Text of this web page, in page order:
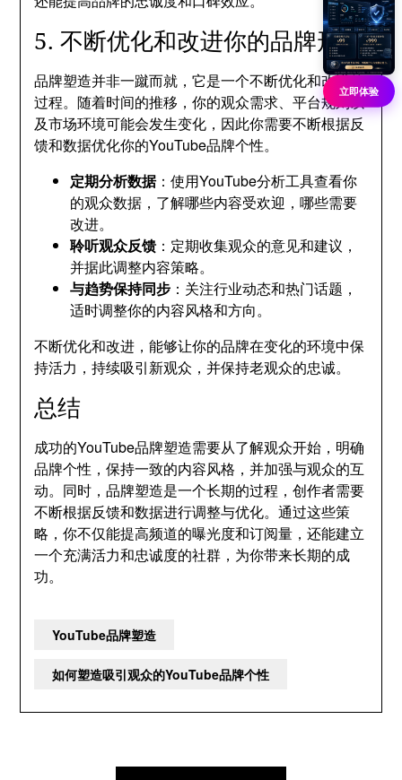
5. 不断优化和改进你的品牌形象
品牌塑造并非一蹴而就，它是一个不断优化和改进的
过程。随着时间的推移，你的观众需求、平台规则以
及市场环境可能会发生变化，因此你需要不断根据反
馈和数据优化你的YouTube品牌个性。
定期分析数据：使用YouTube分析工具查看你
的观众数据，了解哪些内容受欢迎，哪些需要
改进。
聆听观众反馈 ：定期收集观众的意见和建议，
并据此调整内容策略。
与趋势保持同步 ：关注行业动态和热门话题，
适时调整你的内容风格和方向。
不断优化和改进，能够让你的品牌在变化的环境中保
持活力，持续吸引新观众，并保持老观众的忠诚。
总结
成功的YouTube品牌塑造需要从了解观众开始，明确
品牌个性，保持一致的内容风格，并加强与观众的互
动。同时，品牌塑造是一个长期的过程，创作者需要
不断根据反馈和数据进行调整与优化。通过这些策
略，你不仅能提高频道的曝光度和订阅量，还能建立
一个充满活力和忠诚度的社群，为你带来长期的成
功。
YouTube品牌塑造
如何塑造吸引观众的YouTube品牌个性
立即体验